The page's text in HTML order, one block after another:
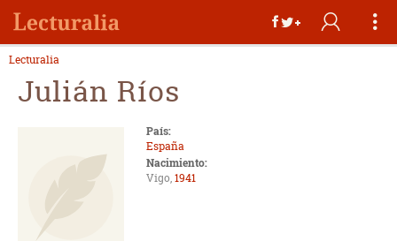
Lecturalia
Julián Ríos
País:
España
Nacimiento:
Vigo,1941